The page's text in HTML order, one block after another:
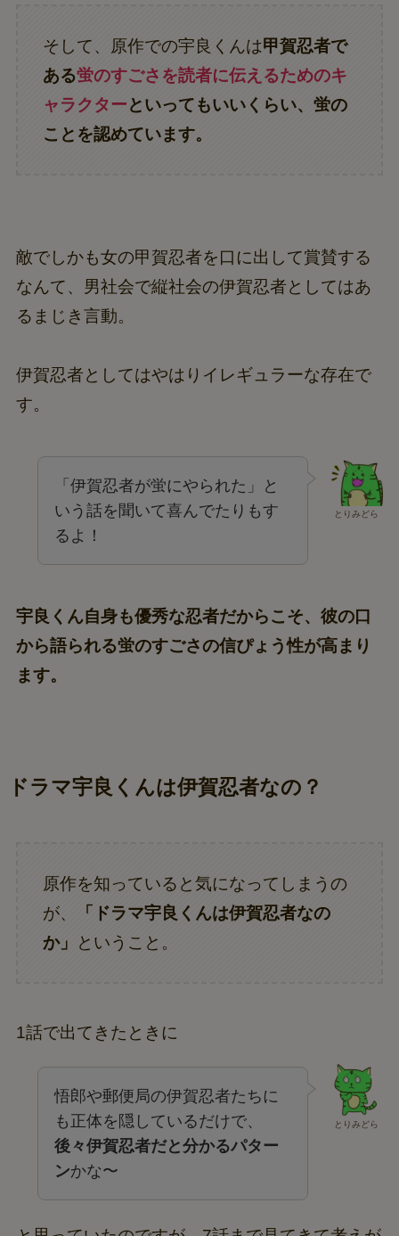
そして、原作での宇良くんは甲賀忍者で
ある蛍のすごさを読者に伝えるためのキ
ャラクターといってもいいくらい、蛍の
ことを認めています。
敵でしかも女の甲賀忍者を口に出して賞賛する
なんて、男社会で縦社会の伊賀忍者としてはあ
るまじき言動。
伊賀忍者としてはやはりイレギュラーな存在で
す。
とりみどら
「伊賀忍者が蛍にやられた」と
いう話を聞いて喜んでたりもす
るよ！
宇良くん自身も優秀な忍者だからこそ、彼の口
から語られる蛍のすごさの信ぴょう性が高まり
ます。
ドラマ宇良くんは伊賀忍者なの？
原作を知っていると気になってしまうの
が、
「ドラマ宇良くんは伊賀忍者なの
か」
ということ。
1話で出てきたときに
とりみどら
悟郎や郵便局の伊賀忍者たちに
も正体を隠しているだけで、
後々伊賀忍者だと分かるパター
ンかな〜